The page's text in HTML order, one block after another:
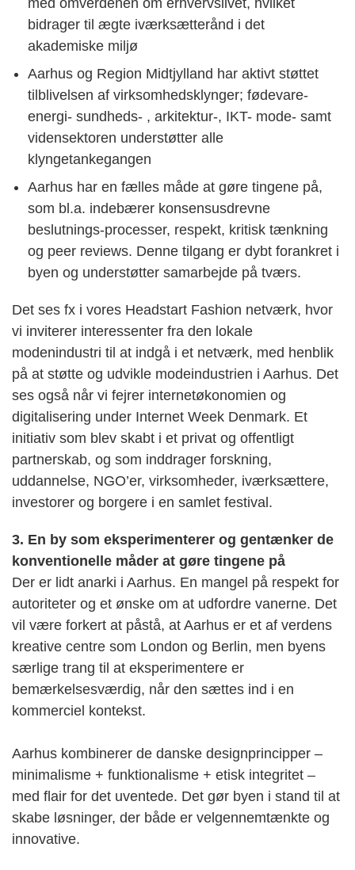
bidrager til ægte iværksætterånd i det
akademiske miljø
Aarhus og Region Midtjylland har aktivt støttet
tilblivelsen af virksomhedsklynger; fødevare-
energi- sundheds- , arkitektur-, IKT- mode- samt
vidensektoren understøtter alle
klyngetankegangen
Aarhus har en fælles måde at gøre tingene på,
som bl.a. indebærer konsensusdrevne
beslutnings-processer, respekt, kritisk tænkning
og peer reviews. Denne tilgang er dybt forankret i
byen og understøtter samarbejde på tværs.
Det ses fx i vores Headstart Fashion netværk, hvor
vi inviterer interessenter fra den lokale
modenindustri til at indgå i et netværk, med henblik
på at støtte og udvikle modeindustrien i Aarhus. Det
ses også når vi fejrer internetøkonomien og
digitalisering under Internet Week Denmark. Et
initiativ som blev skabt i et privat og offentligt
partnerskab, og som inddrager forskning,
uddannelse, NGO’er, virksomheder, iværksættere,
investorer og borgere i en samlet festival.
3. En by som eksperimenterer og gentænker de
konventionelle måder at gøre tingene på
Der er lidt anarki i Aarhus. En mangel på respekt for
autoriteter og et ønske om at udfordre vanerne. Det
vil være forkert at påstå, at Aarhus er et af verdens
kreative centre som London og Berlin, men byens
særlige trang til at eksperimentere er
bemærkelsesværdig, når den sættes ind i en
kommerciel kontekst.
Aarhus kombinerer de danske designprincipper –
minimalisme + funktionalisme + etisk integritet –
med flair for det uventede. Det gør byen i stand til at
skabe løsninger, der både er velgennemtænkte og
innovative.